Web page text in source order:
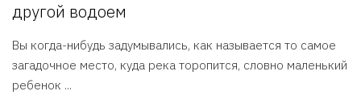
другой водоем
Вы когда-нибудь задумывались, как называется то самое
загадочное место, куда река торопится, словно маленький
ребенок ...